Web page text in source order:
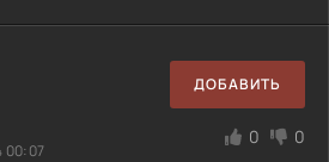
ДОБАВИТЬ
00:07
0 0